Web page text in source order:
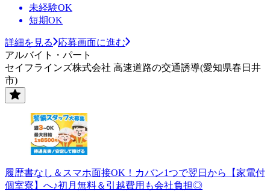
未経験OK
短期OK
詳細を見る
応募画面に進む
アルバイト・パート
セイフラインズ株式会社 高速道路の交通誘導(愛知県春日井
市)
履歴書なし＆スマホ面接OK！カバン1つで翌日から【家電付
個室寮】へ♪初月無料＆引越費用も会社負担◎